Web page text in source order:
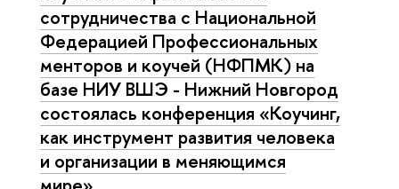
сотрудничества с Национальной
Федерацией Профессиональных
менторов и коучей (НФПМК) на
базе НИУ ВШЭ - Нижний Новгород
состоялась конференция «Коучинг,
как инструмент развития человека
и организации в меняющимся